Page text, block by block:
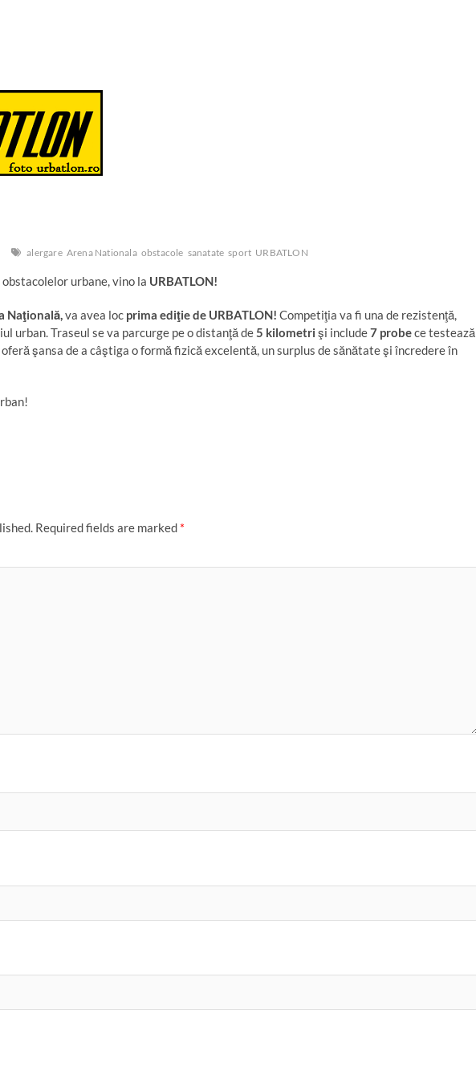
alergare Arena Nationala obstacole sanatate sport URBATLON
urbane, vino la URBATLON!
Naţională,va avea loc prima ediţie de URBATLON! Competiţia va fi una de rezistenţă,
urban. Traseul se va parcurge pe o distanţă de5 kilometri şi include7 probece testează
şansa de a câştiga o formă fizică excelentă, un surplus de sănătate şi încredere în
Required fields are marked *